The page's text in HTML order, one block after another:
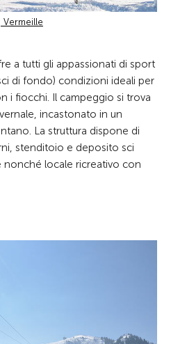
Vermeille
a tutti gli appassionati di sport
di fondo) condizioni ideali per
i fiocchi. Il campeggio si trova
incastonato in un
La struttura dispone di
stenditoio e deposito sci
nonché locale ricreativo con